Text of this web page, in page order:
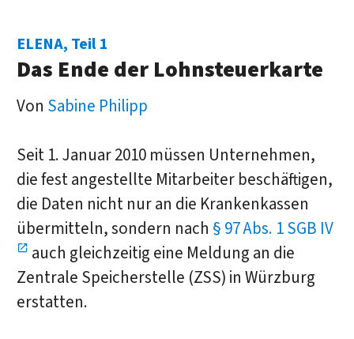
ELENA, Teil 1
Das Ende der Lohnsteuerkarte
Von Sabine Philipp
Seit 1. Januar 2010 müssen Unternehmen,
die fest angestellte Mitarbeiter beschäftigen,
die Daten nicht nur an die Krankenkassen
übermitteln, sondern nach § 97 Abs. 1 SGB IV
auch gleichzeitig eine Meldung an die
Zentrale Speicherstelle (ZSS) in Würzburg
erstatten.